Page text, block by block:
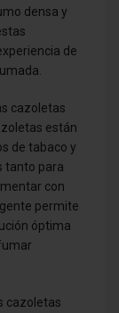
densa y
de
cazoletas
están
de tabaco y
tanto para
con
permite
óptima
cazoletas